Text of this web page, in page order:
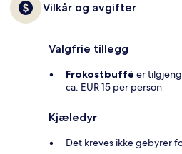
Vilkår og avgifter
Valgfrie tillegg
Frokostbuffé er
ca. EUR 15 per person
Kjæledyr
Det kreves ikke gebyrer